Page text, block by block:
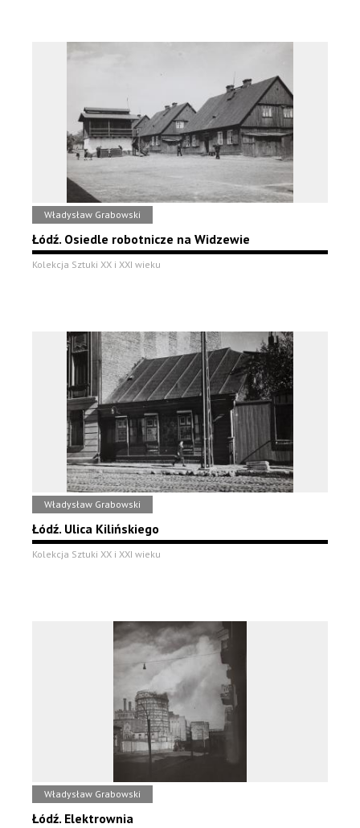
Władysław Grabowski
Łódź. Osiedle robotnicze na Widzewie
Kolekcja Sztuki XX i XXI wieku
Władysław Grabowski
Łódź. Ulica Kilińskiego
Kolekcja Sztuki XX i XXI wieku
Władysław Grabowski
Łódź. Elektrownia